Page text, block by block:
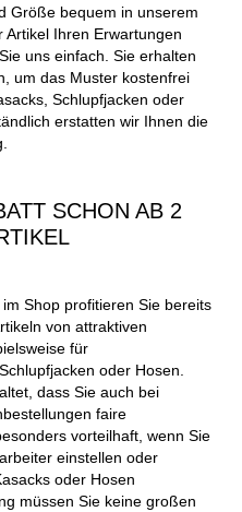
Größe bequem in unserem
Ihren Erwartungen
uns einfach. Sie erhalten
um das Muster kostenfrei
Schlupfjacken oder
erstatten wir Ihnen die
SCHON AB 2
Shop profitieren Sie bereits
von attraktiven
für
oder Hosen.
dass Sie auch bei
faire
vorteilhaft, wenn Sie
einstellen oder
oder Hosen
müssen Sie keine großen